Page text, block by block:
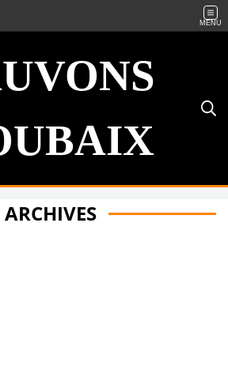
MENU
ARCHIVES